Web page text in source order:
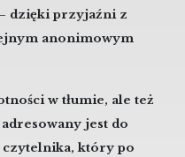
dzięki przyjaźni z
anonimowym
w tłumie, ale też
jest do
czytelnika, który po